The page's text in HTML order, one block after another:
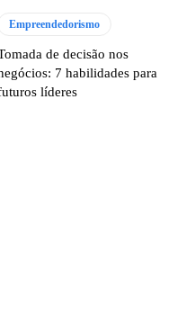
Empreendedorismo
de decisão nos
7 habilidades para
líderes